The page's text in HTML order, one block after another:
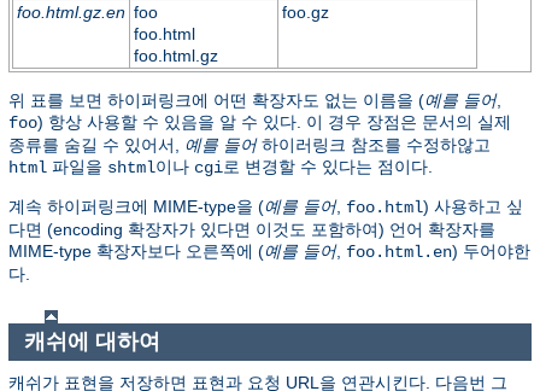
foo.html.gz.en foo
foo.html
foo.html.gz
foo.gz
위 표를 보면 하이퍼링크에 어떤 확장자도 없는 이름을 (예를 들어,
foo) 항상 사용할 수 있음을 알 수 있다. 이 경우 장점은 문서의 실제
종류를 숨길 수 있어서, 예를 들어하이러링크 참조를 수정하않고
html 파일을 shtml이나 cgi로 변경할 수 있다는 점이다.
계속 하이퍼링크에 MIME-type을 (예를 들어, foo.html) 사용하고 싶
다면 (encoding 확장자가 있다면 이것도 포함하여) 언어 확장자를
MIME-type 확장자보다 오른쪽에 (예를 들어, foo.html.en) 두어야한
다.
캐쉬에 대하여
캐쉬가 표현을 저장하면 표현과 요청 URL을 연관시킨다. 다음번 그